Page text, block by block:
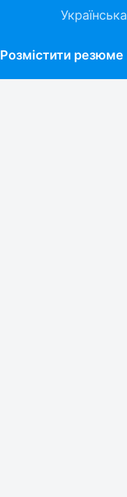
Українська
Розмістити резюме